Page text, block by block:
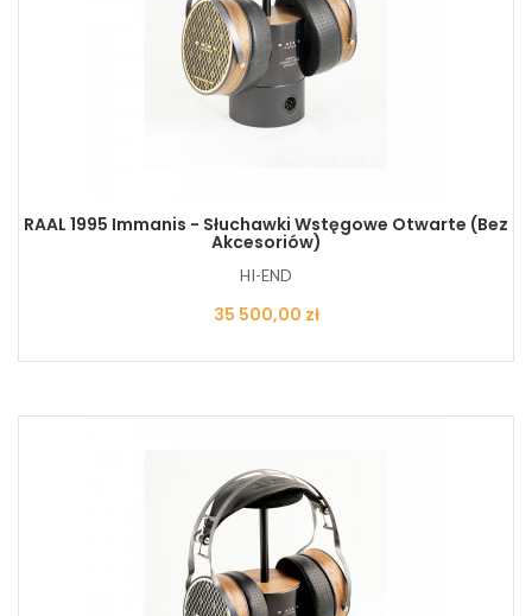
RAAL 1995 Immanis - Słuchawki Wstęgowe Otwarte (bez
Akcesoriów)
HI-END
Cena
35 500,00 zł